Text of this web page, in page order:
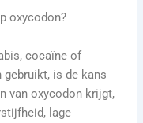
oxycodon?
cocaïne of
is de kans
van oxycodon krijgt,
lage